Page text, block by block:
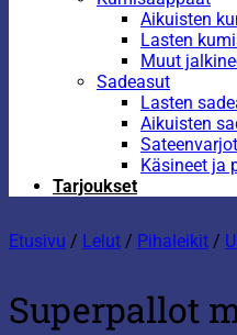
Aikuisten
Lasten
Muut
Sadeasut
Lasten
Aikuisten
Sateenvarjot
Käsineet ja
Tarjoukset
Etusivu / Lelut / Pihaleikit /
Superpallot